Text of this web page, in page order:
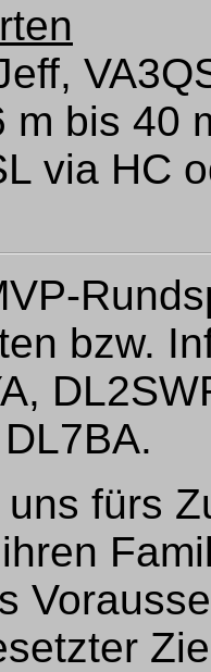
m bis 40
via HC
bzw.
fürs